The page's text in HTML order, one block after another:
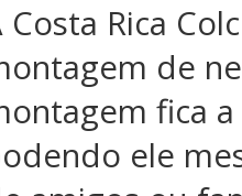
Costa Rica
de
fica
ele